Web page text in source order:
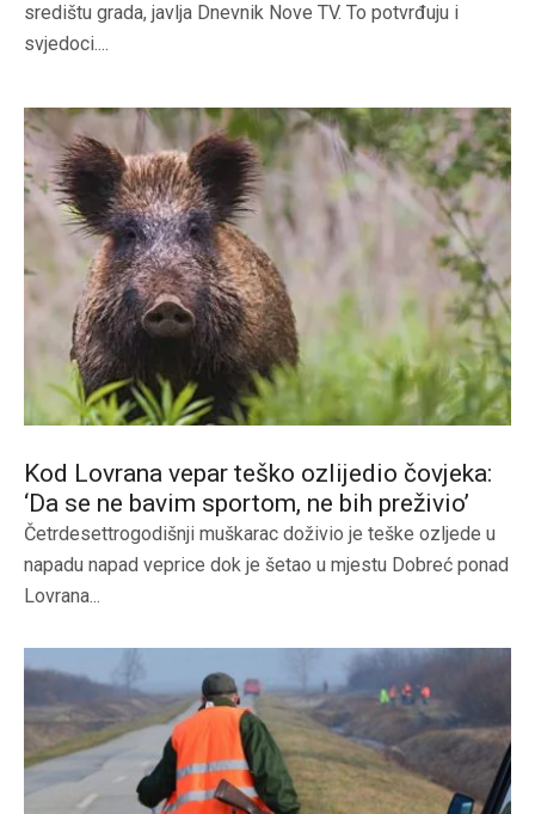
središtu grada, javlja Dnevnik Nove TV. To potvrđuju i
svjedoci....
Kod Lovrana vepar teško ozlijedio čovjeka:
‘Da se ne bavim sportom, ne bih preživio’
Četrdesettrogodišnji muškarac doživio je teške ozljede u
napadu napad veprice dok je šetao u mjestu Dobreć ponad
Lovrana...